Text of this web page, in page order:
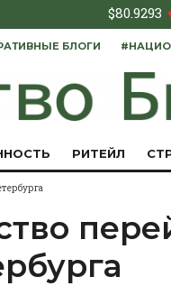
$80.9293
БЛОГИ
РИТЕЙЛ